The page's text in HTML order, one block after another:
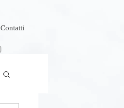
Contatti